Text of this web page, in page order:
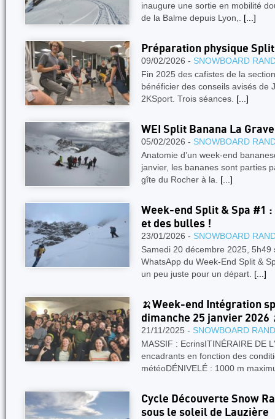
inaugure une sortie en mobilité
de la Balme depuis Lyon,. [...]
Préparation physique
09/02/2026 - SNOWBOARD
Fin 2025 des cafistes de la
bénéficier des conseils avisés de
2KSport. Trois séances. [...]
WEI Split Banana La
05/02/2026 - SNOWBOARD
Anatomie d’un week-end
janvier, les bananes sont parties
gîte du Rocher à la. [...]
Week-end Split & Spa #1
et des bulles !
23/01/2026 - SNOWBOARD
Samedi 20 décembre 2025,
WhatsApp du Week-End Split &
un peu juste pour un départ. [...]
🍌Week-end Intégration
dimanche 25 janvier 2026
21/11/2025 - SNOWBOARD
MASSIF : EcrinsITINÉRAIRE DE
encadrants en fonction des
météoDÉNIVELÉ : 1000 m
Cycle Découverte Snow
sous le soleil de Lauzière